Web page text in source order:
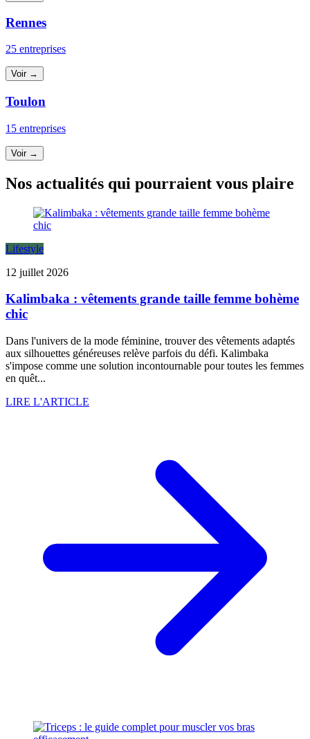
Rennes
25 entreprises
Voir →
Toulon
15 entreprises
Voir →
Nos actualités qui pourraient vous plaire
Lifestyle
12 juillet 2026
Kalimbaka : vêtements grande taille femme bohème
chic
Dans l'univers de la mode féminine, trouver des vêtements adaptés
aux silhouettes généreuses relève parfois du défi. Kalimbaka
s'impose comme une solution incontournable pour toutes les femmes
en quêt...
LIRE L'ARTICLE